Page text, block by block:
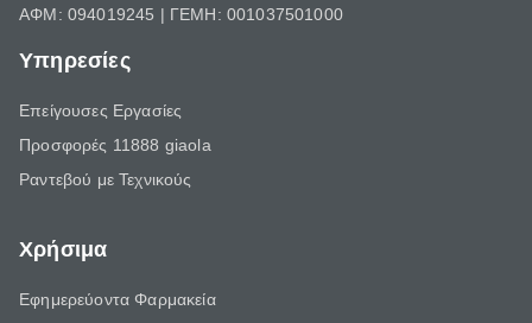
ΑΦΜ: 094019245 | ΓΕΜΗ: 001037501000
Υπηρεσίες
Επείγουσες Εργασίες
Προσφορές 11888 giaola
Ραντεβού με Τεχνικούς
Χρήσιμα
Εφημερεύοντα Φαρμακεία